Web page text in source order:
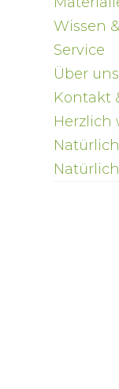
Wissen
Service
Über uns
Kontakt
Herzlich